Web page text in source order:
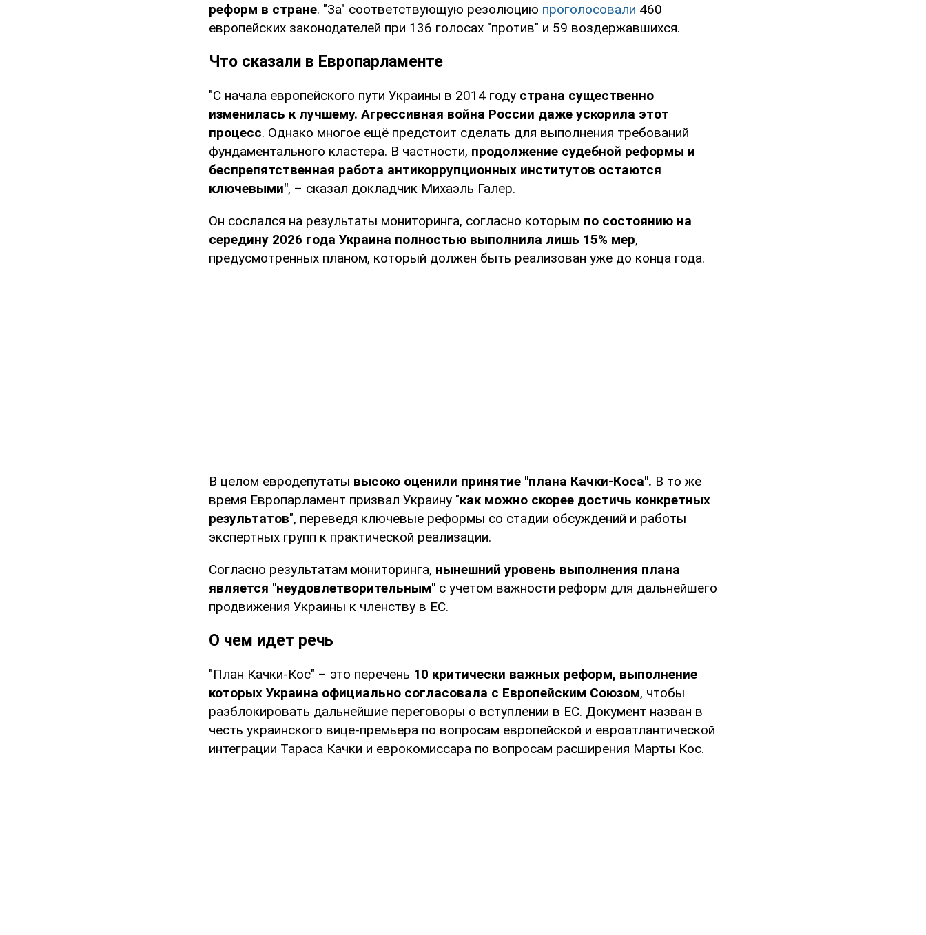
реформ в стране. "За" соответствующую резолюцию проголосовали 460
европейских законодателей при 136 голосах "против" и 59 воздержавшихся.
Что сказали в Европарламенте
"С начала европейского пути Украины в 2014 году страна существенно
изменилась к лучшему. Агрессивная война России даже ускорила этот
процесс. Однако многое ещё предстоит сделать для выполнения требований
фундаментального кластера. В частности, продолжение судебной реформы и
беспрепятственная работа антикоррупционных институтов остаются
ключевыми", – сказал докладчик Михаэль Галер.
Он сослался на результаты мониторинга, согласно которым по состоянию на
середину 2026 года Украина полностью выполнила лишь 15% мер,
предусмотренных планом, который должен быть реализован уже до конца года.
В целом евродепутаты высоко оценили принятие "плана Качки-Коса". В то же
время Европарламент призвал Украину "как можно скорее достичь конкретных
результатов", переведя ключевые реформы со стадии обсуждений и работы
экспертных групп к практической реализации.
Согласно результатам мониторинга, нынешний уровень выполнения плана
является "неудовлетворительным" с учетом важности реформ для дальнейшего
продвижения Украины к членству в ЕС.
О чем идет речь
"План Качки-Кос" – это перечень 10 критически важных реформ, выполнение
которых Украина официально согласовала с Европейским Союзом, чтобы
разблокировать дальнейшие переговоры о вступлении в ЕС. Документ назван в
честь украинского вице-премьера по вопросам европейской и евроатлантической
интеграции Тараса Качки и еврокомиссара по вопросам расширения Марты Кос.